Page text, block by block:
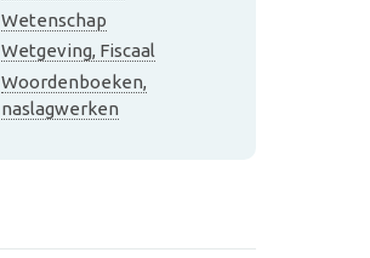
Wetenschap
Wetgeving, Fiscaal
Woordenboeken,
naslagwerken